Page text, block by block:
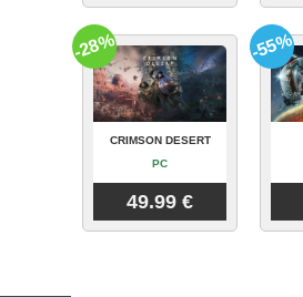
CRIMSON DESERT
PC
49.99 €
-28% -55%